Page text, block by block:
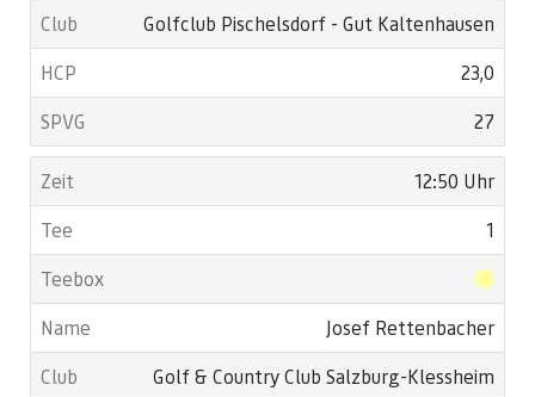
Golfclub Pischelsdorf - Gut Kaltenhausen
23,0
27
12:50 Uhr
1
Josef Rettenbacher
Golf & Country Club Salzburg-Klessheim